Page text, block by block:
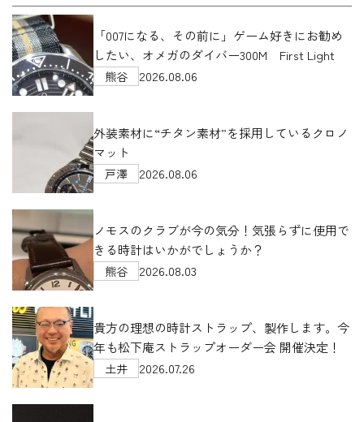
「007になる、その前に」ゲーム好きにお勧め
したい、オメガのダイバー300M First Light
熊谷 2026.08.06
外装素材に“チタン素材”を採用しているクロノ
マット
戸澤 2026.08.06
ノモスのクラブが今の気分！気張らずに使用で
きる時計はいかがでしょうか？
熊谷 2026.08.03
貴方の理想の時計ストラップ、製作します。今
年も松下庵ストラップオーダー会 開催決定！
土井 2026.07.26